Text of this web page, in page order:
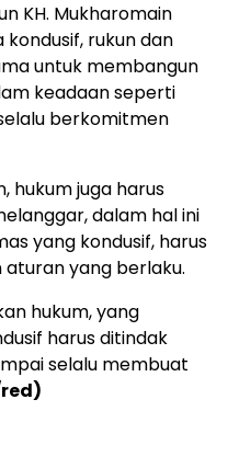
KH. Mukharomain
rukun dan
untuk membangun
keadaan seperti
berkomitmen
hukum juga harus
dalam hal ini
yang kondusif, harus
aturan yang berlaku.
hukum, yang
harus ditindak
selalu membuat